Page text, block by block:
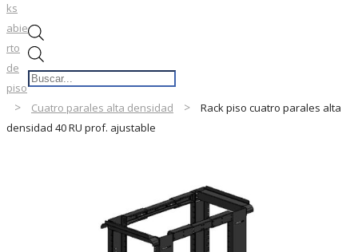
de
ks
abie
rto
de
piso
Cuatro parales alta densidad
Rack piso cuatro parales alta
densidad 40 RU prof. ajustable